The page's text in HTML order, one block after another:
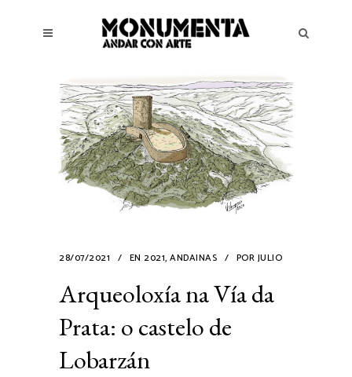
28/07/2021 EN 2021, ANDAINAS POR JULIO
Arqueoloxía na Vía da
Prata: o castelo de
Lobarzán